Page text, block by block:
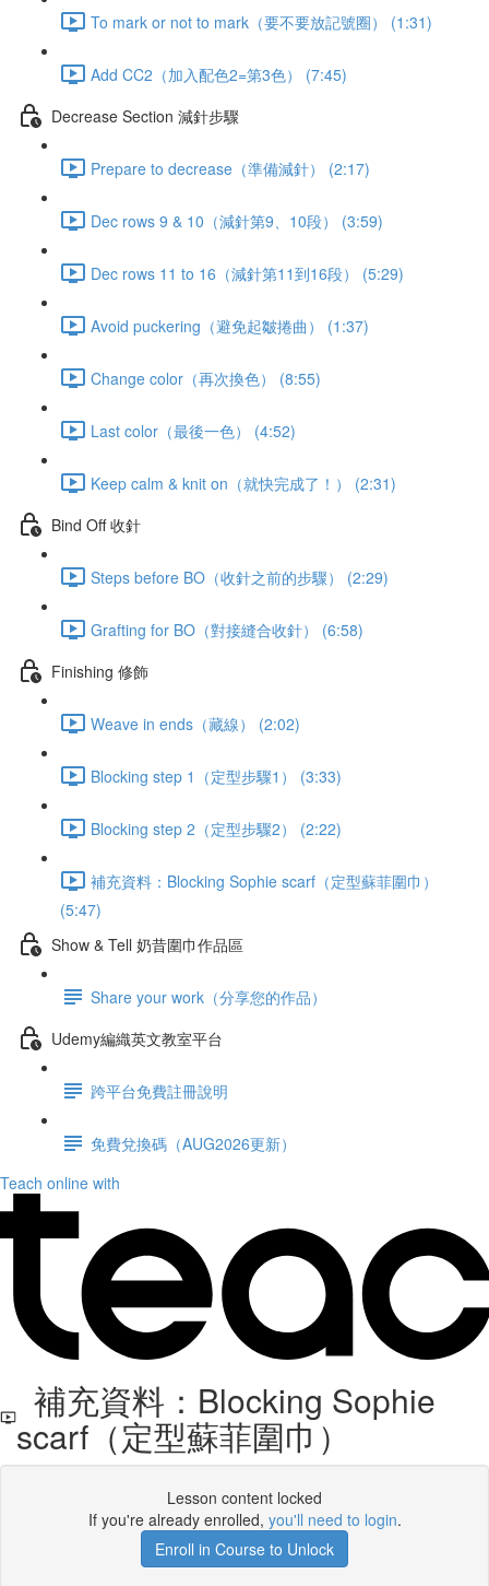
To mark or not to mark（要不要放記號圈） (1:31)
Add CC2（加入配色2=第3色） (7:45)
Decrease Section 減針步驟
Prepare to decrease（準備減針） (2:17)
Dec rows 9 & 10（減針第9、10段） (3:59)
Dec rows 11 to 16（減針第11到16段） (5:29)
Avoid puckering（避免起皺捲曲） (1:37)
Change color（再次換色） (8:55)
Last color（最後一色） (4:52)
Keep calm & knit on（就快完成了！） (2:31)
Bind Off 收針
Steps before BO（收針之前的步驟） (2:29)
Grafting for BO（對接縫合收針） (6:58)
Finishing 修飾
Weave in ends（藏線） (2:02)
Blocking step 1（定型步驟1） (3:33)
Blocking step 2（定型步驟2） (2:22)
補充資料：Blocking Sophie scarf（定型蘇菲圍巾）
(5:47)
Show & Tell 奶昔圍巾作品區
Share your work（分享您的作品）
Udemy編織英文教室平台
跨平台免費註冊說明
免費兌換碼（AUG2026更新）
Teach online with
補充資料：Blocking Sophie
scarf（定型蘇菲圍巾）
Lesson content locked
If you're already enrolled, you'll need to login.
Enroll in Course to Unlock